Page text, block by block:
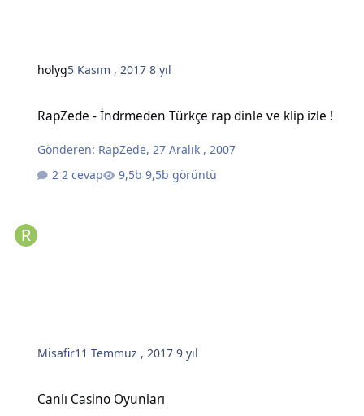
holyg5 Kasım , 20178 yıl
RapZede - İndrmeden Türkçe rap dinle ve klip izle !
Gönderen: RapZede, 27 Aralık , 2007
2 cevap
9,5b görüntü
Misafir11 Temmuz , 20179 yıl
Canlı Casino Oyunları